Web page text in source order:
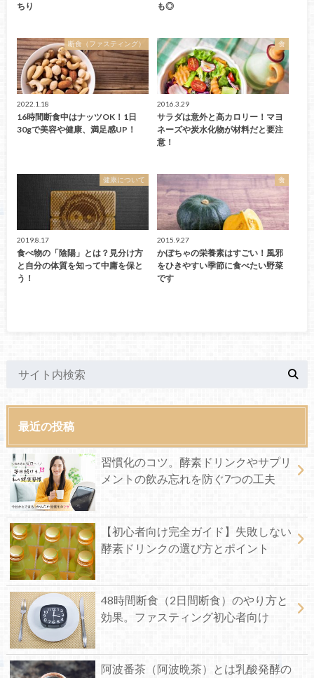
ちり
も◎
断食（ファスティング）
2022.1.18
16時間断食中はナッツOK！1日
30gで美容や健康、満足感UP！
食
2016.3.29
サラダは意外と高カロリー！マヨ
ネーズや炭水化物が材料だと要注
意！
健康について
2019.8.17
食べ物の「陰陽」とは？見分け方
と自分の体質を知って中庸を保と
う！
食
2015.9.27
かぼちゃの栄養素はすごい！風邪
をひきやすい季節に食べたい野菜
です
最近の投稿
習慣化のコツ。酵素ドリンクやサプリ
メントの飲み忘れを防ぐ7つの工夫
【初心者向け完全ガイド】失敗しない
酵素ドリンクの選び方とポイント
48時間断食（2日間断食）のやり方と
効果。ファスティング初心者向け
阿波番茶（阿波晩茶）とは乳酸発酵の